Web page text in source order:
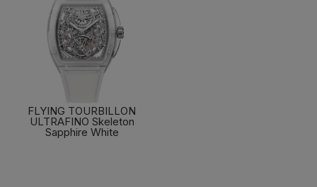
FLYING TOURBILLON
ULTRAFINO Skeleton
Sapphire White